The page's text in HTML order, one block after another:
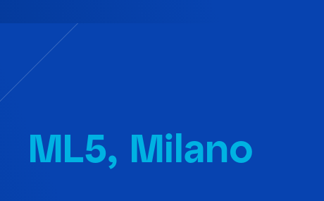
ML5, Milano